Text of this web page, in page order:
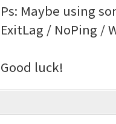
Ps: Maybe using
ExitLag / NoPing /
Good luck!